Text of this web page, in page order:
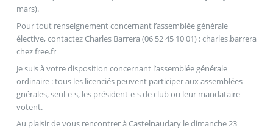
mars).
Pour tout renseignement concernant l’assemblée générale
élective, contactez Charles Barrera (06 52 45 10 01) : charles.barrera
chezfree.fr
Je suis à votre disposition concernant l’assemblée générale
ordinaire : tous les licenciés peuvent participer aux assemblées
gnérales, seul-e-s, les président-e-s de club ou leur mandataire
votent.
Au plaisir de vous rencontrer à Castelnaudary le dimanche 23